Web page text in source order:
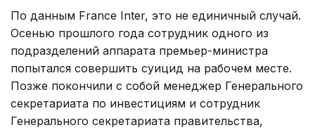
По данным France Inter, это не единичный случай.
Осенью прошлого года сотрудник одного из
подразделений аппарата премьер-министра
попытался совершить суицид на рабочем месте.
Позже покончили с собой менеджер Генерального
секретариата по инвестициям и сотрудник
Генерального секретариата правительства,